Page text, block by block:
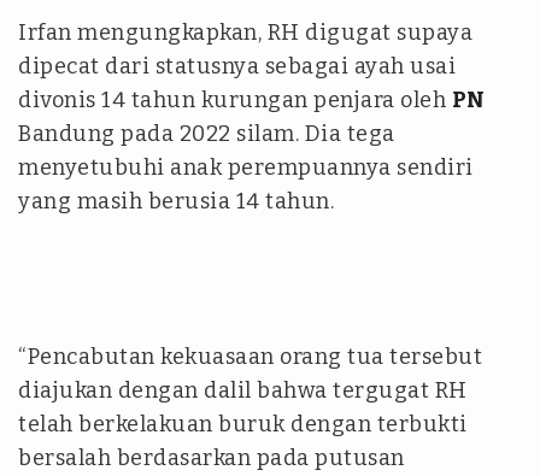
Irfan mengungkapkan, RH digugat supaya
dipecat dari statusnya sebagai ayah usai
divonis 14 tahun kurungan penjara oleh PN
Bandung pada 2022 silam. Dia tega
menyetubuhi anak perempuannya sendiri
yang masih berusia 14 tahun.
“Pencabutan kekuasaan orang tua tersebut
diajukan dengan dalil bahwa tergugat RH
telah berkelakuan buruk dengan terbukti
bersalah berdasarkan pada putusan